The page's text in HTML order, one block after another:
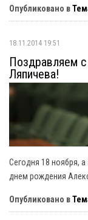
Опубликовано в
18.11.2014 19:51
Поздравляем
Ляпичева!
Сегодня 18 ноября,
днем рождения
Опубликовано в